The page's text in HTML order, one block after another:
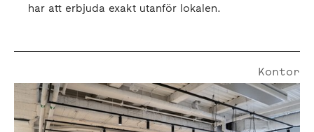
har att erbjuda exakt utanför lokalen.
Bredgränd 6 | 700 Kvm
Kontor